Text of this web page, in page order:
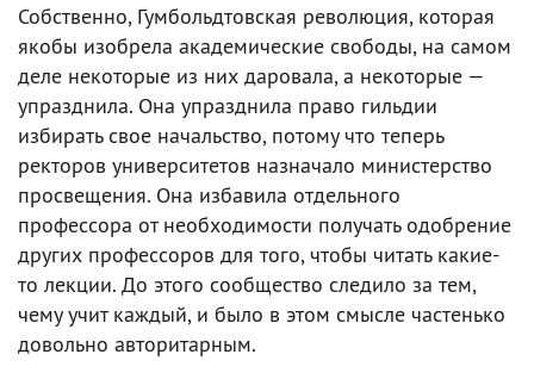
Собственно, Гумбольдтовская революция, которая
якобы изобрела академические свободы, на самом
деле некоторые из них даровала, а некоторые —
упразднила. Она упразднила право гильдии
избирать свое начальство, потому что теперь
ректоров университетов назначало министерство
просвещения. Она избавила отдельного
профессора от необходимости получать одобрение
других профессоров для того, чтобы читать какие-
то лекции. До этого сообщество следило за тем,
чему учит каждый, и было в этом смысле частенько
довольно авторитарным.